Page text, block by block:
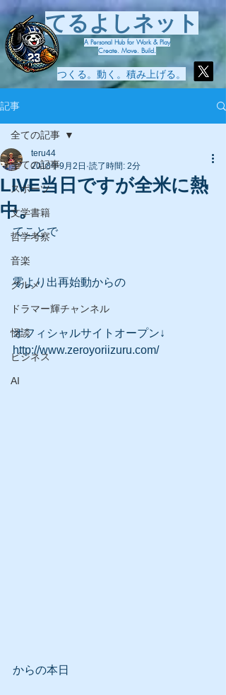
てるよしネット
つくる。動く。積み上げる。
A Personal Hub for Work & Play
Create. Move. Build.
記事
全ての記事
スポーツ
文学書籍
哲学考察
音楽
グルメ
ドラマー輝チャンネル
怪談
ビジネス
AI
全ての記事
LIVE当日ですが全米に熱
中。
teru44
2018年9月2日 読了時間: 2分
てことで
零より出再始動からの
オフィシャルサイトオープン↓
http://www.zeroyoriizuru.com/
からの本日